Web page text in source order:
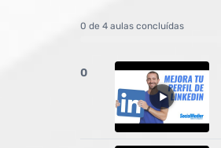
0 de 4 aulas concluídas
0